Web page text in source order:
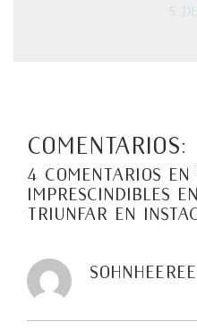
5
Comentarios:
4 comentarios en
imprescindibles
triunfar en